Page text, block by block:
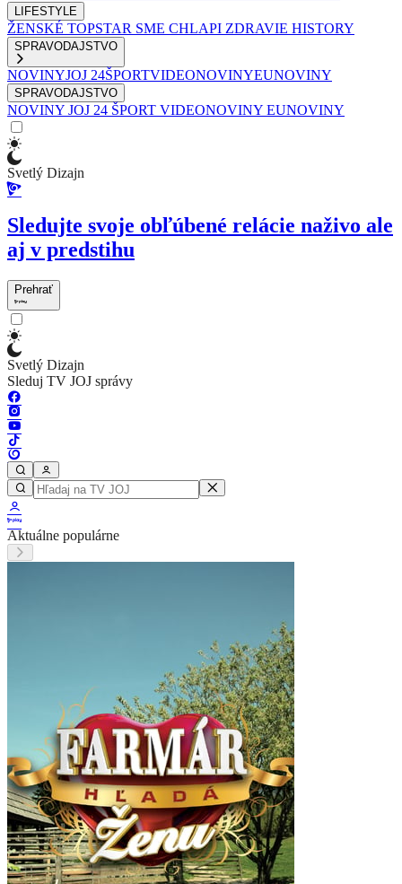
LIFESTYLE
ŽENSKÉ TOPSTAR SME CHLAPI ZDRAVIE HISTORY
SPRAVODAJSTVO
NOVINYJOJ 24ŠPORTVIDEONOVINYEUNOVINY
SPRAVODAJSTVO
NOVINY JOJ 24 ŠPORT VIDEONOVINY EUNOVINY
Svetlý Dizajn
Sledujte svoje obľúbené relácie naživo ale
aj v predstihu
Prehrať
Svetlý Dizajn
Sleduj TV JOJ správy
Aktuálne populárne